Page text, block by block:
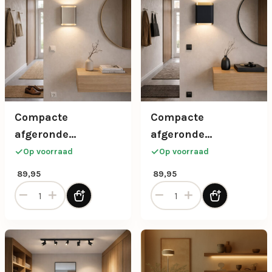
Compacte
afgeronde
wandlamp 2-lichts
in champagne
Op voorraad
89,95
Compacte afgeronde wandlamp 2-lichts in champagne
Compacte
afgeronde
wandlamp 2-lichts
in zwart met goud
Op voorraad
89,95
Compacte afgeronde